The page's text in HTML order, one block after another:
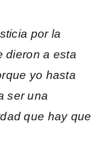
por la
dieron a esta
yo hasta
ser una
que hay que